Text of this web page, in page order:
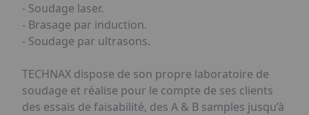
- Soudage laser.
- Brasage par induction.
- Soudage par ultrasons.
TECHNAX dispose de son propre laboratoire de
soudage et réalise pour le compte de ses clients
des essais de faisabilité, des A & B samples jusqu’à